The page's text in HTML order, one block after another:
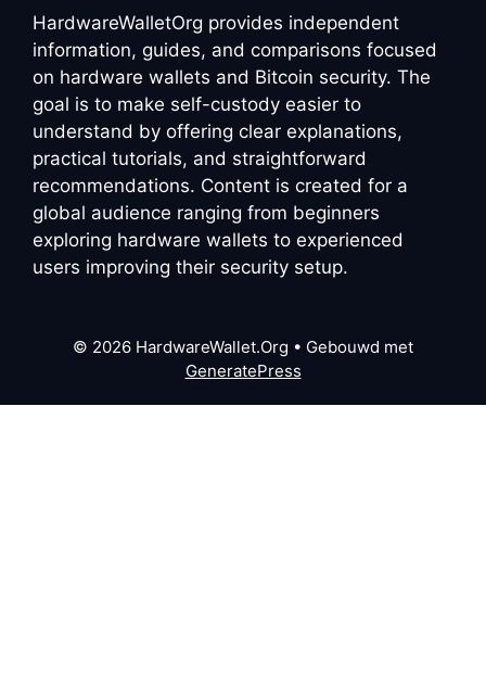
HardwareWalletOrg provides independent
information, guides, and comparisons focused
on hardware wallets and Bitcoin security. The
goal is to make self-custody easier to
understand by offering clear explanations,
practical tutorials, and straightforward
recommendations. Content is created for a
global audience ranging from beginners
exploring hardware wallets to experienced
users improving their security setup.
© 2026 HardwareWallet.Org • Gebouwd met
GeneratePress